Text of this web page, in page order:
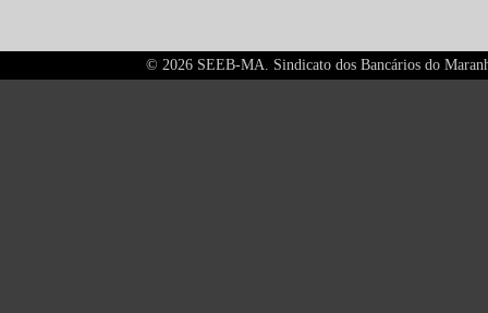
© 2026 SEEB-MA. Sindicato dos Bancários do